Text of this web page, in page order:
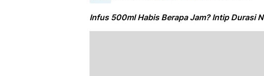
Infus 500ml Habis Berapa Jam? Intip Durasi